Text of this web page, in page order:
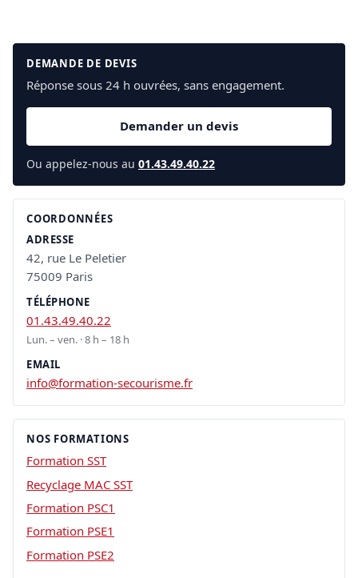
DEMANDE DE DEVIS
Réponse sous 24 h ouvrées, sans engagement.
Demander un devis
Ou appelez-nous au 01.43.49.40.22
COORDONNÉES
ADRESSE
42, rue Le Peletier
75009 Paris
TÉLÉPHONE
01.43.49.40.22
Lun. – ven. · 8 h – 18 h
EMAIL
info@formation-secourisme.fr
NOS FORMATIONS
Formation SST
Recyclage MAC SST
Formation PSC1
Formation PSE1
Formation PSE2